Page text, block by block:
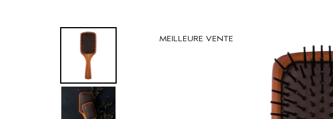
MEILLEURE VENTE